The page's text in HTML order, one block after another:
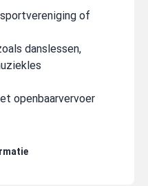
of
danslessen,
openbaarvervoer